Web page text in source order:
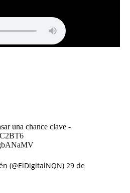
una chance clave -
(@ElDigitalNQN) 29 de